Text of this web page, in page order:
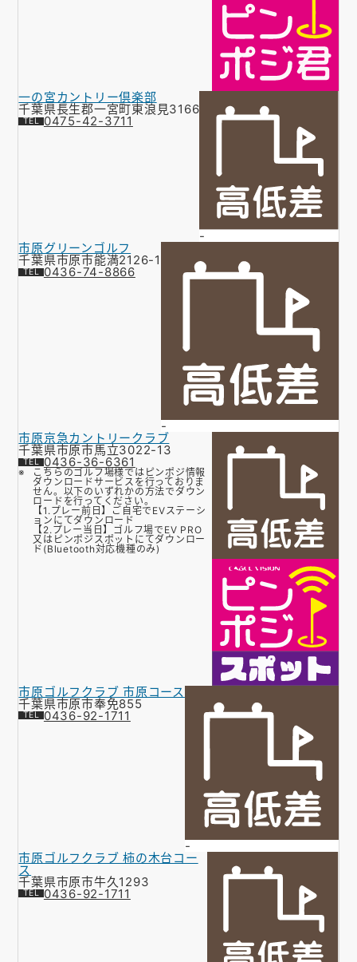
一の宮カントリー倶楽部
千葉県長生郡一宮町東浪見3166
0475-42-3711
-
市原グリーンゴルフ
千葉県市原市能満2126-1
0436-74-8866
-
市原京急カントリークラブ
千葉県市原市馬立3022-13
0436-36-6361
こちらのゴルフ場様ではピンポジ情報
ダウンロードサービスを行っておりま
せん。以下のいずれかの方法でダウン
ロードを行ってください。
【1.プレー前日】ご自宅でEVステーシ
ョンにてダウンロード
【2.プレー当日】ゴルフ場でEV PRO
又はピンポジスポットにてダウンロー
ド(Bluetooth対応機種のみ)
市原ゴルフクラブ 市原コース
千葉県市原市奉免855
0436-92-1711
-
市原ゴルフクラブ 柿の木台コー
ス
千葉県市原市牛久1293
0436-92-1711